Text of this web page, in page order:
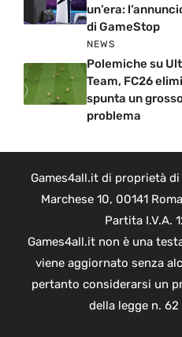
un’era:
di GameStop
NEWS
Polemiche su
Team, FC26
spunta un
problema
Games4all.it di proprietà di
Marchese 10, 00141
Partita I.V.A.
Games4all.it non è una
viene aggiornato senza
pertanto considerarsi un
della legge n.